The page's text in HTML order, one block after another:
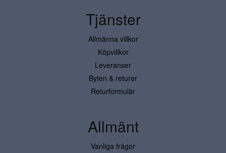
Tjänster
Allmänna villkor
Köpvillkor
Leveranser
Byten & returer
Returformulär
Allmänt
Vanliga frågor